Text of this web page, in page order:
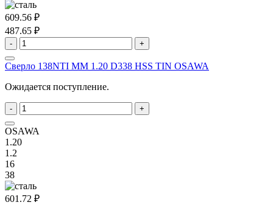
609.56 ₽
487.65 ₽
- +
Сверло 138NTI MM 1.20 D338 HSS TIN OSAWA
Ожидается поступление.
- +
OSAWA
1.20
1.2
16
38
601.72 ₽